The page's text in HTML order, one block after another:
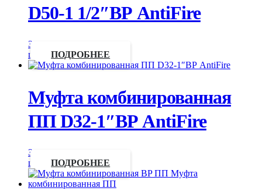
D50-1 1/2″ВР AntiFire
Запросить
цену
ПОДРОБНЕЕ
Муфта комбинированная
ПП D32-1″ВР AntiFire
Запросить
цену
ПОДРОБНЕЕ